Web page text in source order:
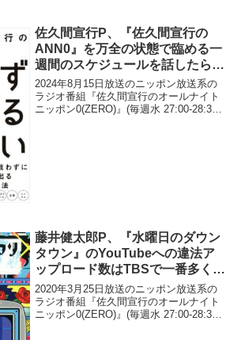
佐久間宣行P、『佐久間宣行の
ANN0』を万全の状態で臨める一
週間のスケジュールを話したらド
ン引きされてしまった理由
2024年8月15日放送のニッポン放送系の
ラジオ番組『佐久間宣行のオールナイト
ニッポン0(ZERO)』(毎週水 27:00-28:30)
藤井健太郎P、『水曜日のダウン
タウン』のYouTubeへの違法ア
ップロード数はTBSで一番多く
「一回の放送で1万以上」であり
「2位と100倍差」と明かす
2020年3月25日放送のニッポン放送系の
ラジオ番組『佐久間宣行のオールナイト
ニッポン0(ZERO)』(毎週水 27:00-28:30)